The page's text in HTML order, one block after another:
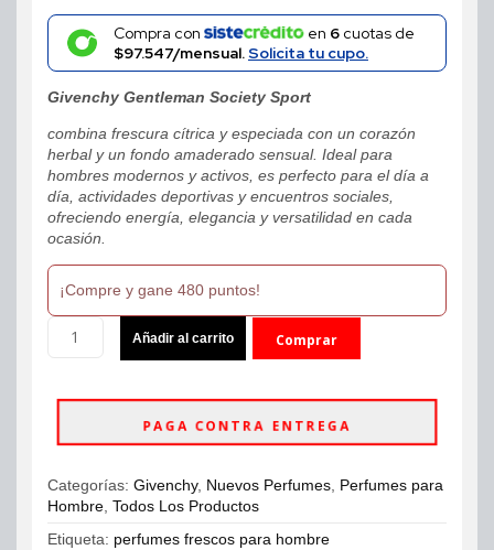
price
was:
$529,900.
price
is:
$479,900.
Compra con en 6cuotas de
$97.547/mensual.Solicita tu cupo.
Givenchy Gentleman Society Sport
combina frescura cítrica y especiada con un corazón
herbal y un fondo amaderado sensual. Ideal para
hombres modernos y activos, es perfecto para el día a
día, actividades deportivas y encuentros sociales,
ofreciendo energía, elegancia y versatilidad en cada
ocasión.
¡Compre y gane 480 puntos!
Gentleman
Parfum
Hombre
cantidad
Añadir al carrito Comprar
PAGA CONTRA ENTREGA
Categorías: Givenchy, Nuevos Perfumes Perfumes para
Hombre Todos Los Productos
Etiqueta: perfumes frescos para hombre